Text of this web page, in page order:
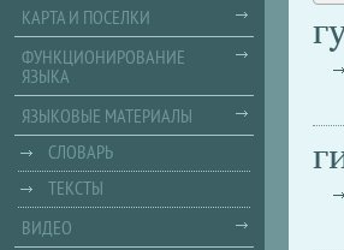
КАРТА И ПОСЕЛКИ
ФУНКЦИОНИРОВАНИЕ
ЯЗЫКА
ЯЗЫКОВЫЕ МАТЕРИАЛЫ
СЛОВАРЬ
ТЕКСТЫ
ВИДЕО